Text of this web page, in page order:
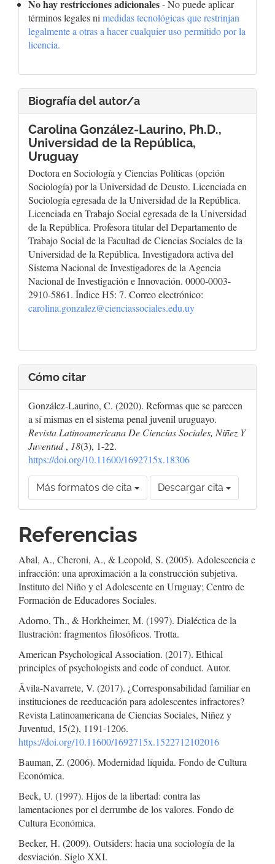
No hay restricciones adicionales- No puede aplicar
términos legales nimedidas tecnológicas que restrinjan
legalmente a otras a hacer cualquier uso permitido por la
licencia.
Biografía del autor/a
Carolina González-Laurino, Ph.D.,
Universidad de la República,
Uruguay
Doctora en Sociología y Ciencias Políticas (opción
Sociología) por la Universidad de Deusto. Licenciada en
Sociología egresada de la Universidad de la República.
Licenciada en Trabajo Social egresada de la Universidad
de la República. Profesora titular del Departamento de
Trabajo Social de la Facultad de Ciencias Sociales de la
Universidad de la República. Investigadora activa del
Sistema Nacional de Investigadores de la Agencia
Nacional de Investigación e Innovación. 0000-0003-
2910-5861. Índice H5: 7. Correo electrónico:
carolina.gonzalez@cienciassociales.edu.uy
Cómo citar
González-Laurino, C. (2020). Reformas que se parecen
a sí mismas en el sistema penal juvenil uruguayo.
Revista Latinoamericana De Ciencias Sociales, Niñez Y
Juventud, 18(3), 1-22.
https://doi.org/10.11600/1692715x.18306
Más formatos de cita Descargar cita
Referencias
Abal, A., Cheroni, A., & Leopold, S. (2005). Adolescencia e
infracción: una aproximación a la construcción subjetiva.
Instituto del Niño y el Adolescente en Uruguay; Centro de
Formación de Educadores Sociales.
Adorno, Th., & Horkheimer, M. (1997). Dialéctica de la
Ilustración: fragmentos filosóficos. Trotta.
American Psychological Association. (2017). Ethical
principles of psychologists and code of conduct. Autor.
Ãvila-Navarrete, V. (2017). ¿Corresponsabilidad familiar en
instituciones de reeducación para adolescentes infractores?
Revista Latinoamericana de Ciencias Sociales, Niñez y
Juventud, 15(2), 1191-1206.
https://doi.org/10.11600/1692715x.1522712102016
Bauman, Z. (2006). Modernidad líquida. Fondo de Cultura
Económica.
Beck, U. (1997). Hijos de la libertad: contra las
lamentaciones por el derrumbe de los valores. Fondo de
Cultura Económica.
Becker, H. (2009). Outsiders: hacia una sociología de la
desviación. Siglo XXI.